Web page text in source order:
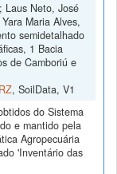
Laus Neto, José
Maria Alves,
semidetalhado
1 Bacia
de Camboriú e
, SoilData, V1
do Sistema
e mantido pela
Agropecuária
'Inventário das